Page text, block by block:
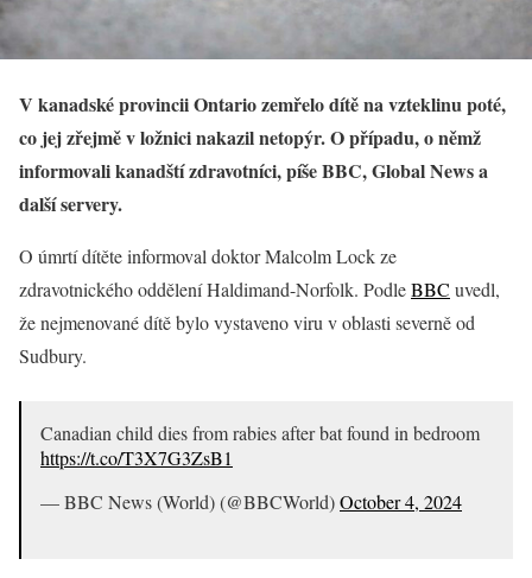
V kanadské provincii Ontario zemřelo dítě na vzteklinu poté,
co jej zřejmě v ložnici nakazil netopýr. O případu, o němž
informovali kanadští zdravotníci, píše BBC, Global News a
další servery.
O úmrtí dítěte informoval doktor Malcolm Lock ze
zdravotnického oddělení Haldimand-Norfolk. PodleBBC uvedl,
že nejmenované dítě bylo vystaveno viru v oblasti severně od
Sudbury.
Canadian child dies from rabies after bat found in bedroom
https://t.co/T3X7G3ZsB1
— BBC News (World) (@BBCWorld)October 4, 2024